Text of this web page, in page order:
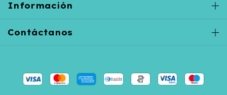
Información
Contáctanos